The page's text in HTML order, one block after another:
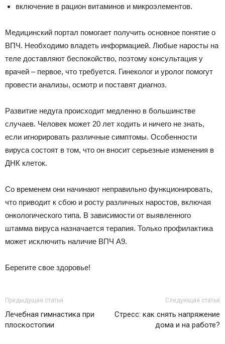
включение в рацион витаминов и микроэлементов.
Медицинский портал помогает получить основное понятие о
ВПЧ. Необходимо владеть информацией. Любые наросты на
теле доставляют беспокойство, поэтому консультация у
врачей – первое, что требуется. Гинеколог и уролог помогут
провести анализы, осмотр и поставят диагноз.
Развитие недуга происходит медленно в большинстве
случаев. Человек может 20 лет ходить и ничего не знать,
если игнорировать различные симптомы. Особенности
вируса состоят в том, что он вносит серьезные изменения в
ДНК клеток.
Со временем они начинают неправильно функционировать,
что приводит к сбою и росту различных наростов, включая
онкологического типа. В зависимости от выявленного
штамма вируса назначается терапия. Только профилактика
может исключить наличие ВПЧ А9.
Берегите свое здоровье!
Предыдущая статья
Лечебная гимнастика при
плоскостопии
Следующая статья
Стресс: как снять напряжение
дома и на работе?